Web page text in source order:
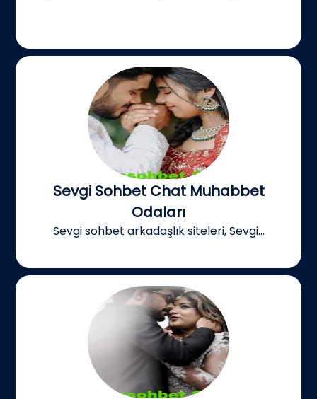
Sevgi Sohbet Chat Muhabbet
Odaları
Sevgi sohbet arkadaşlık siteleri, Sevgi...